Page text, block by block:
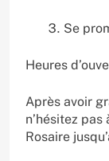
Se
Heures
Après avoir
n’hésitez
Rosaire